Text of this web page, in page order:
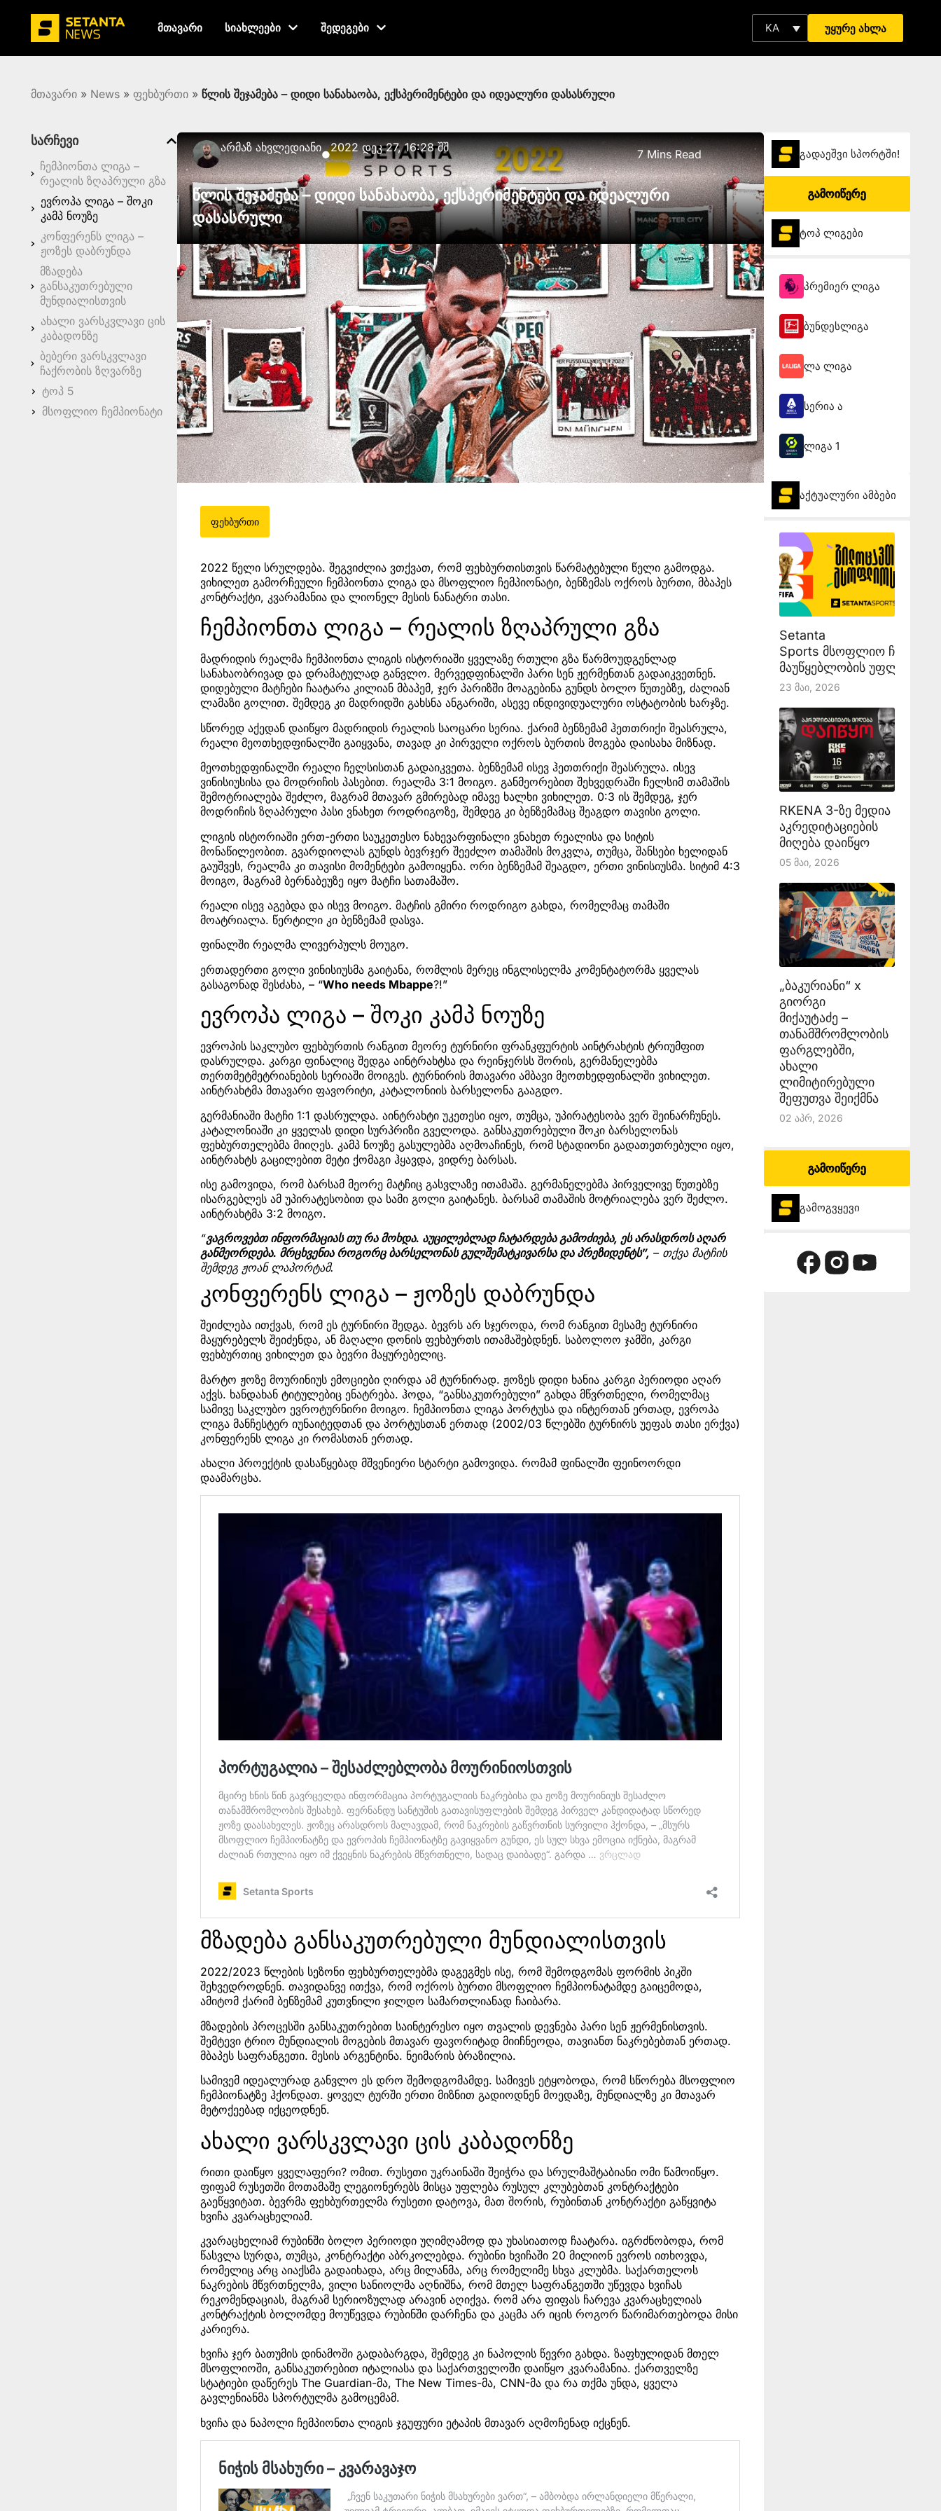
მთავარი სიახლეები შედეგები KA უყურე ახლა
მთავარი » News » ფეხბურთი » წლის შეჯამება – დიდი სანახაობა, ექსპერიმენტები და იდეალური დასასრული
სარჩევი
ჩემპიონთა ლიგა –
რეალის ზღაპრული გზა
ევროპა ლიგა – შოკი
კამპ ნოუზე
კონფერენს ლიგა –
ჟოზეს დაბრუნდა
მზადება
განსაკუთრებული
მუნდიალისთვის
ახალი ვარსკვლავი ცის
კაბადონზე
ბებერი ვარსკვლავი
ჩაქრობის ზღვარზე
ტოპ 5
მსოფლიო ჩემპიონატი
Არმაზ Ახვლედიანი●2022 დეკ 27, 16:28 შშ 7 Mins Read
წლის შეჯამება – დიდი სანახაობა, ექსპერიმენტები და იდეალური
დასასრული
ფეხბურთი
2022 წელი სრულდება. შეგვიძლია ვთქვათ, რომ ფეხბურთისთვის წარმატებული წელი გამოდგა.
ვიხილეთ გამორჩეული ჩემპიონთა ლიგა და მსოფლიო ჩემპიონატი, ბენზემას ოქროს ბურთი, მბაპეს
კონტრაქტი, კვარამანია და ლიონელ მესის ნანატრი თასი.
ჩემპიონთა ლიგა – რეალის ზღაპრული გზა
მადრიდის რეალმა ჩემპიონთა ლიგის ისტორიაში ყველაზე რთული გზა წარმოუდგენლად
სანახაობრივად და დრამატულად განვლო. მერვედფინალში პარი სენ ჟერმენთან გადაიკვეთნენ.
დიდებული მატჩები ჩაატარა კილიან მბაპემ, ჯერ პარიზში მოაგებინა გუნდს ბოლო წუთებზე, ძალიან
ლამაზი გოლით. შემდეგ კი მადრიდში გახსნა ანგარიში, ასევე ინდივიდუალური ოსტატობის ხარჯზე.
სწორედ აქედან დაიწყო მადრიდის რეალის საოცარი სერია. ქარიმ ბენზემამ ჰეთთრიქი შეასრულა,
რეალი მეოთხედფინალში გაიყვანა, თავად კი პირველი ოქროს ბურთის მოგება დაისახა მიზნად.
მეოთხედფინალში რეალი ჩელსისთან გადაიკვეთა. ბენზემამ ისევ ჰეთთრიქი შეასრულა. ისევ
ვინისიუსისა და მოდრიჩის პასებით. რეალმა 3:1 მოიგო. განმეორებით შეხვედრაში ჩელსიმ თამაშის
შემოტრიალება შეძლო, მაგრამ მთავარ გმირებად იმავე ხალხი ვიხილეთ. 0:3 ის შემდეგ, ჯერ
მოდრიჩის ზღაპრული პასი ვნახეთ როდრიგოზე, შემდეგ კი ბენზემამაც შეაგდო თავისი გოლი.
ლიგის ისტორიაში ერთ-ერთი საუკეთესო ნახევარფინალი ვნახეთ რეალისა და სიტის
მონაწილეობით. გვარდიოლას გუნდს ბევრჯერ შეეძლო თამაშის მოკვლა, თუმცა, შანსები ხელიდან
გაუშვეს, რეალმა კი თავისი მომენტები გამოიყენა. ორი ბენზემამ შეაგდო, ერთი ვინისიუსმა. სიტიმ 4:3
მოიგო, მაგრამ ბერნაბეუზე იყო მატჩი სათამაშო.
რეალი ისევ აგებდა და ისევ მოიგო. მატჩის გმირი როდრიგო გახდა, რომელმაც თამაში
მოატრიალა. წერტილი კი ბენზემამ დასვა.
ფინალში რეალმა ლივერპულს მოუგო.
ერთადერთი გოლი ვინისიუსმა გაიტანა, რომლის მერეც ინგლისელმა კომენტატორმა ყველას
გასაგონად შესძახა, – “Who needs Mbappe?!”
ევროპა ლიგა – შოკი კამპ ნოუზე
ევროპის საკლუბო ფეხბურთის რანგით მეორე ტურნირი ფრანკფურტის აინტრახტის ტრიუმფით
დასრულდა. კარგი ფინალიც შედგა აინტრახტსა და რეინჯერსს შორის, გერმანელებმა
თერთმეტმეტრიანების სერიაში მოიგეს. ტურნირის მთავარი ამბავი მეოთხედფინალში ვიხილეთ.
აინტრახტმა მთავარი ფავორიტი, კატალონიის ბარსელონა გააგდო.
გერმანიაში მატჩი 1:1 დასრულდა. აინტრახტი უკეთესი იყო, თუმცა, უპირატესობა ვერ შეინარჩუნეს.
კატალონიაში კი ყველას დიდი სურპრიზი გველოდა. განსაკუთრებული შოკი ბარსელონას
ფეხბურთელებმა მიიღეს. კამპ ნოუზე გასულებმა აღმოაჩინეს, რომ სტადიონი გადათეთრებული იყო,
აინტრახტს გაცილებით მეტი ქომაგი ჰყავდა, ვიდრე ბარსას.
ისე გამოვიდა, რომ ბარსამ მეორე მატჩიც გასვლაზე ითამაშა. გერმანელებმა პირველივე წუთებზე
ისარგებლეს ამ უპირატესობით და სამი გოლი გაიტანეს. ბარსამ თამაშის მოტრიალება ვერ შეძლო.
აინტრახტმა 3:2 მოიგო.
“ვაგროვებთ ინფორმაციას თუ რა მოხდა. აუცილებლად ჩატარდება გამოძიება, ეს არასდროს აღარ
განმეორდება. მრცხვენია როგორც ბარსელონას გულშემატკივარსა და პრეზიდენტს”, – თქვა მატჩის
შემდეგ ჟოან ლაპორტამ.
კონფერენს ლიგა – ჟოზეს დაბრუნდა
შეიძლება ითქვას, რომ ეს ტურნირი შედგა. ბევრს არ სჯეროდა, რომ რანგით მესამე ტურნირი
მაყურებელს შეიძენდა, ან მაღალი დონის ფეხბურთს ითამაშებდნენ. საბოლოო ჯამში, კარგი
ფეხბურთიც ვიხილეთ და ბევრი მაყურებელიც.
მარტო ჟოზე მოურინიუს ემოციები ღირდა ამ ტურნირად. ჟოზეს დიდი ხანია კარგი პერიოდი აღარ
აქვს. ხანდახან ტიტულებიც ენატრება. ჰოდა, “განსაკუთრებული” გახდა მწვრთნელი, რომელმაც
სამივე საკლუბო ევროტურნირი მოიგო. ჩემპიონთა ლიგა პორტუსა და ინტერთან ერთად, ევროპა
ლიგა მანჩესტერ იუნაიტედთან და პორტუსთან ერთად (2002/03 წლებში ტურნირს უეფას თასი ერქვა)
კონფერენს ლიგა კი რომასთან ერთად.
ახალი პროექტის დასაწყებად მშვენიერი სტარტი გამოვიდა. რომამ ფინალში ფეინოორდი
დაამარცხა.
მზადება განსაკუთრებული მუნდიალისთვის
2022/2023 წლების სეზონი ფეხბურთელებმა დაგეგმეს ისე, რომ შემოდგომას ფორმის პიკში
შეხვედროდნენ. თავიდანვე ითქვა, რომ ოქროს ბურთი მსოფლიო ჩემპიონატამდე გაიცემოდა,
ამიტომ ქარიმ ბენზემამ კუთვნილი ჯილდო სამართლიანად ჩაიბარა.
მზადების პროცესში განსაკუთრებით საინტერესო იყო თვალის დევნება პარი სენ ჟერმენისთვის.
შემტევი ტრიო მუნდიალის მოგების მთავარ ფავორიტად მიიჩნეოდა, თავიანთ ნაკრებებთან ერთად.
მბაპეს საფრანგეთი. მესის არგენტინა. ნეიმარის ბრაზილია.
სამივემ იდეალურად განვლო ეს დრო შემოდგომამდე. სამივეს ეტყობოდა, რომ სწორება მსოფლიო
ჩემპიონატზე ჰქონდათ. ყოველ ტურში ერთი მიზნით გადიოდნენ მოედაზე, მუნდიალზე კი მთავარ
მეტოქეებად იქცეოდნენ.
ახალი ვარსკვლავი ცის კაბადონზე
რითი დაიწყო ყველაფერი? ომით. რუსეთი უკრაინაში შეიჭრა და სრულმაშტაბიანი ომი წამოიწყო.
ფიფამ რუსეთში მოთამაშე ლეგიონერებს მისცა უფლება რუსულ კლუბებთან კონტრაქტები
გაეწყვიტათ. ბევრმა ფეხბურთელმა რუსეთი დატოვა, მათ შორის, რუბინთან კონტრაქტი გაწყვიტა
ხვიჩა კვარაცხელიამ.
კვარაცხელიამ რუბინში ბოლო პერიოდი უღიმღამოდ და უხასიათოდ ჩაატარა. იგრძნობოდა, რომ
წასვლა სურდა, თუმცა, კონტრაქტი აბრკოლებდა. რუბინი ხვიჩაში 20 მილიონ ევროს ითხოვდა,
რომელიც არც აიაქსმა გადაიხადა, არც მილანმა, არც რომელიმე სხვა კლუბმა. საქართელოს
ნაკრების მწვრთნელმა, ვილი სანიოლმა აღნიშნა, რომ მთელ საფრანგეთში უწევდა ხვიჩას
რეკომენდაციას, მაგრამ სერიოზულად არავინ აღიქვა. რომ არა ფიფას ჩარევა კვარაცხელიას
კონტრაქტის ბოლომდე მოუწევდა რუბინში დარჩენა და კაცმა არ იცის როგორ წარიმართებოდა მისი
კარიერა.
ხვიჩა ჯერ ბათუმის დინამოში გადაბარგდა, შემდეგ კი ნაპოლის წევრი გახდა. ზაფხულიდან მთელ
მსოფლიოში, განსაკუთრებით იტალიასა და საქართველოში დაიწყო კვარამანია. ქართველზე
სტატიები დაწერეს The Guardian-მა, The New Times-მა, CNN-მა და რა თქმა უნდა, ყველა
გავლენიანმა სპორტულმა გამოცემამ.
ხვიჩა და ნაპოლი ჩემპიონთა ლიგის ჯგუფური ეტაპის მთავარ აღმოჩენად იქცნენ.
გადაეშვი სპორტში!
გამოიწერე
ტოპ ლიგები
პრემიერ ლიგა
ბუნდესლიგა
ლა ლიგა
სერია ა
ლიგა 1
აქტუალური ამბები
Setanta
Sports მსოფლიო
მაუწყებლობის უფლებას
23 Მაი, 2026
RKENA 3-ზე მედია
აკრედიტაციების
მიღება დაიწყო
05 Მაი, 2026
„ბაკურიანი“ x
გიორგი
მიქაუტაძე –
თანამშრომლობის
ფარგლებში,
ახალი
ლიმიტირებული
შეფუთვა შეიქმნა
02 Აპრ, 2026
გამოიწერე
გამოგვყევი